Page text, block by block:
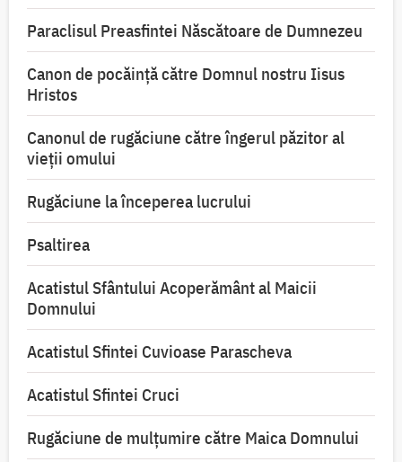
Paraclisul Preasfintei Născătoare de Dumnezeu
Canon de pocăință către Domnul nostru Iisus
Hristos
Canonul de rugăciune către îngerul păzitor al
vieții omului
Rugăciune la începerea lucrului
Psaltirea
Acatistul Sfântului Acoperământ al Maicii
Domnului
Acatistul Sfintei Cuvioase Parascheva
Acatistul Sfintei Cruci
Rugăciune de mulţumire către Maica Domnului